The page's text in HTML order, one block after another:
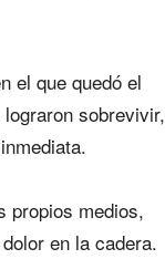
el que quedó el
sobrevivir,
propios medios,
en la cadera.